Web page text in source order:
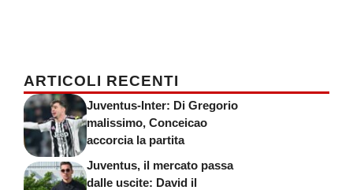
ARTICOLI RECENTI
Juventus-Inter: Di Gregorio
malissimo, Conceicao
accorcia la partita
Juventus, il mercato passa
dalle uscite: David il